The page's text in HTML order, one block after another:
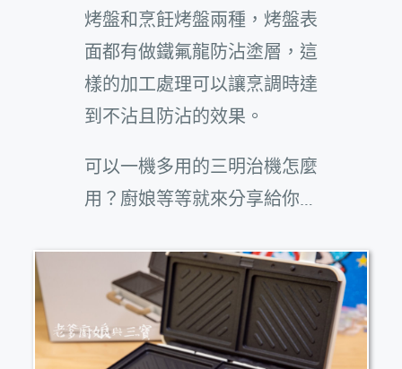
烤盤和烹飪烤盤兩種，烤盤表
面都有做鐵氟龍防沾塗層，這
樣的加工處理可以讓烹調時達
到不沾且防沾的效果。
可以一機多用的三明治機怎麼
用？廚娘等等就來分享給你…